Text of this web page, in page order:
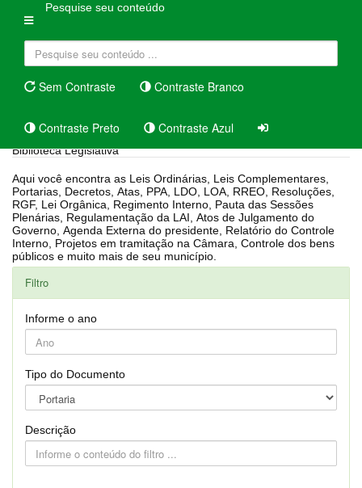
Pesquise seu conteúdo
Sem Contraste Contraste Branco
Contraste Preto Contraste Azul
Biblioteca Legislativa
Aqui você encontra as Leis Ordinárias, Leis Complementares,
Portarias, Decretos, Atas, PPA, LDO, LOA, RREO, Resoluções,
RGF, Lei Orgânica, Regimento Interno, Pauta das Sessões
Plenárias, Regulamentação da LAI, Atos de Julgamento do
Governo, Agenda Externa do presidente, Relatório do Controle
Interno, Projetos em tramitação na Câmara, Controle dos bens
públicos e muito mais de seu município.
Filtro
Informe o ano
Tipo do Documento
Descrição